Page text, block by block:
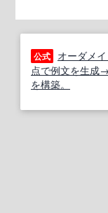
公式
オーダメ
点で例文を生成
を構築。